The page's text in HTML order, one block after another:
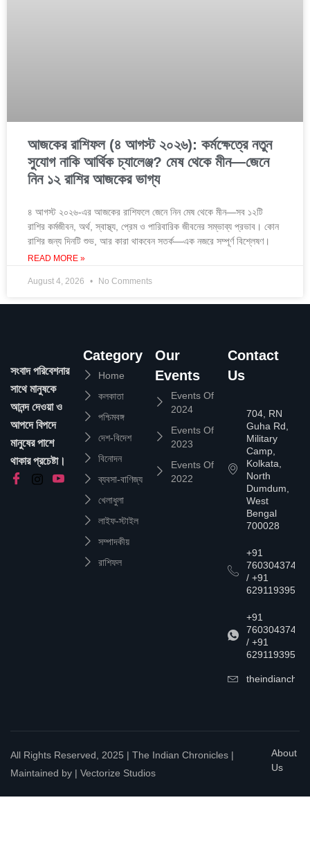
আজকের রাশিফল (৪ আগস্ট ২০২৬): কর্মক্ষেত্রে নতুন
সুযোগ নাকি আর্থিক চ্যালেঞ্জ? মেষ থেকে মীন—জেনে
নিন ১২ রাশির আজকের ভাগ্য
৪ আগস্ট ২০২৬-এর আজকের রাশিফলে জেনে নিন মেষ থেকে মীন—সব ১২টি
রাশির কর্মজীবন, অর্থ, স্বাস্থ্য, প্রেম ও পারিবারিক জীবনের সম্ভাব্য প্রভাব। কোন
রাশির জন্য দিনটি শুভ, আর কারা থাকবেন সতর্ক—এক নজরে সম্পূর্ণ বিশ্লেষণ।
READ MORE »
August 4, 2026 No Comments
সংবাদ পরিবেশনার
সাথে মানুষকে
আনন্দ দেওয়া ও
আপদে বিপদে
মানুষের পাশে
থাকার প্রচেষ্টা।
Category
Home
কলকাতা
পশ্চিমবঙ্গ
দেশ-বিদেশ
বিনোদন
ব্যবসা-বাণিজ্য
খেলাধুলা
লাইফ-স্টাইল
সম্পাদকীয়
রাশিফল
Our
Events
Events Of
2024
Events Of
2023
Events Of
2022
Contact
Us
704, RN
Guha Rd,
Military
Camp,
Kolkata,
North
Dumdum,
West
Bengal
700028
+91
7603043747
/ +91
6291193957
+91
7603043747
/ +91
6291193957
All Rights Reserved, 2025 | The Indian Chronicles |
Maintained by | Vectorize Studios
About
Us